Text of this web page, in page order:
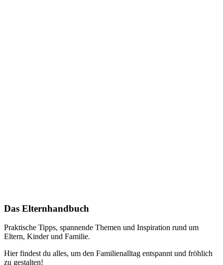
Das Elternhandbuch
Praktische Tipps, spannende Themen und Inspiration rund um
Eltern, Kinder und Familie.
Hier findest du alles, um den Familienalltag entspannt und fröhlich
zu gestalten!